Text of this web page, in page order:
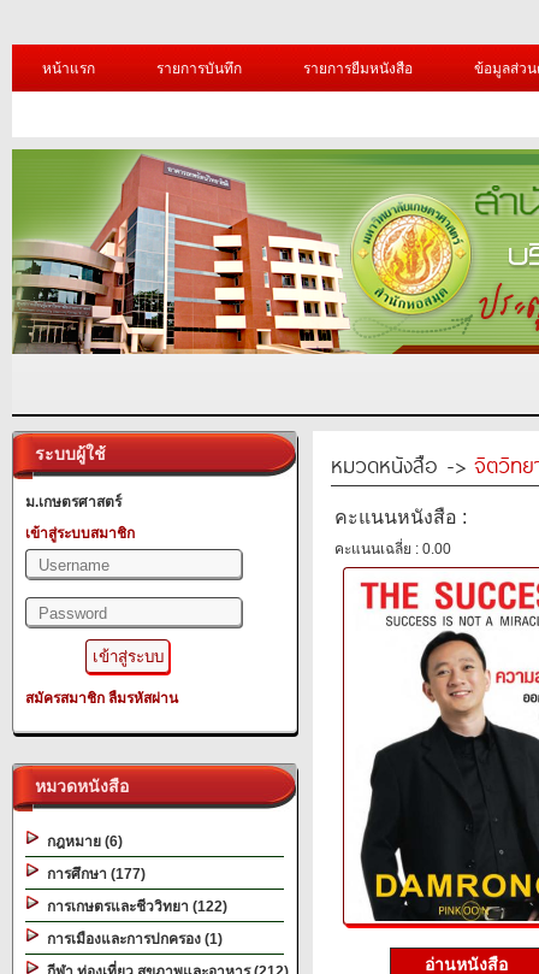
หน้าแรก รายการบันทึก รายการยืมหนังสือ ข้อมูลส่ว
ระบบผู้ใช้
ม.เกษตรศาสตร์
เข้าสู่ระบบสมาชิก
สมัครสมาชิก ลืมรหัสผ่าน
หมวดหนังสือ
กฎหมาย (6)
การศึกษา (177)
การเกษตรและชีววิทยา (122)
การเมืองและการปกครอง (1)
หมวดหนังสือ -> จิตวิทย
คะแนนหนังสือ :
คะแนนเฉลี่ย : 0.00
อ่านหนังสือ